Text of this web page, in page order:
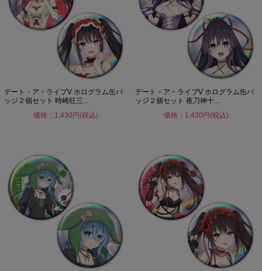
デート・ア・ライブV ホログラム缶バ
ッジ２個セット 時崎狂三...
価格：1,430円(税込)
デート・ア・ライブV ホログラム缶バ
ッジ２個セット 夜刀神十...
価格：1,430円(税込)